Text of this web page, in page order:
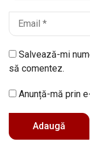
Salvează-mi
să comentez.
Anunță-mă prin